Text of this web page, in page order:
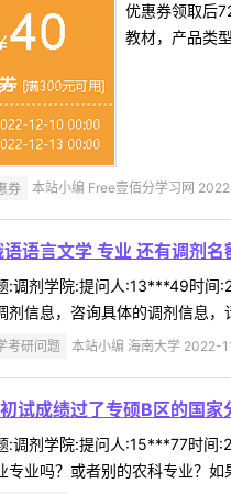
优惠券领取后
教材，产品类
券 本站小编 Free壹佰分学习网
语言文学 专业 还有调剂名
:调剂学院:提问人:13***49时间
剂信息，咨询具体的调剂信息
考研问题 本站小编 海南大学 2022-
试成绩过了专硕B区的国
:调剂学院:提问人:15***77时间
专业吗？或者别的农科专业？